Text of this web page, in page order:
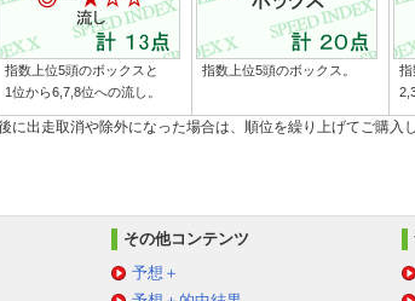
指数上位5頭のボックスと
1位から6,7,8位への流し。
指数上位5頭のボックス。
指
出走取消や除外になった場合は、順位を繰り上げてご購入し
その他コンテンツ
予想＋